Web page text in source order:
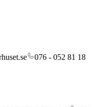
076 - 052 81 18